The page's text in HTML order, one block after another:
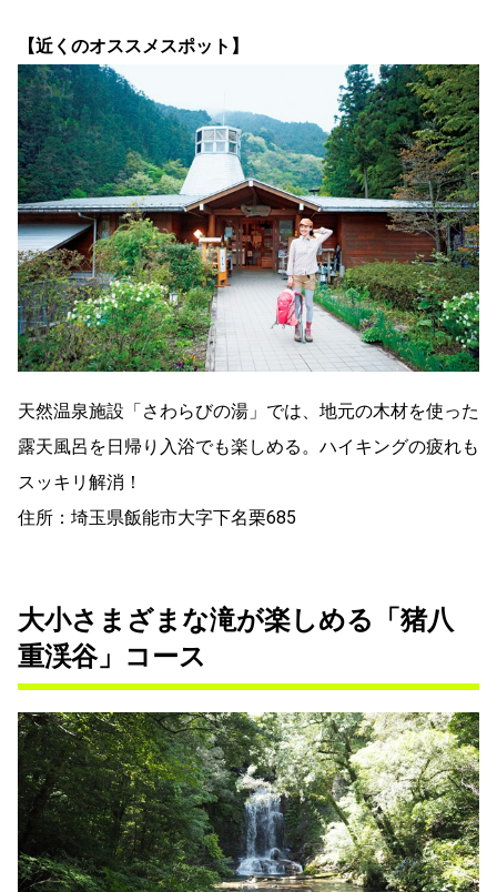
【近くのオススメスポット】
天然温泉施設「さわらびの湯」では、地元の木材を使った
露天風呂を日帰り入浴でも楽しめる。ハイキングの疲れも
スッキリ解消！
住所：埼玉県飯能市大字下名栗685
大小さまざまな滝が楽しめる「猪八
重渓谷」コース